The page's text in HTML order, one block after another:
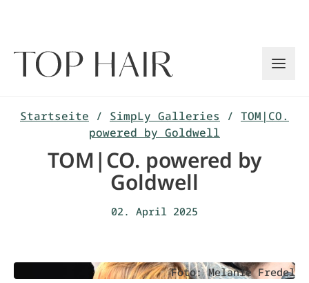
Startseite / SimpLy Galleries / TOM|CO.
powered by Goldwell
TOM|CO. powered by
Goldwell
02. April 2025
Foto: Melanie Fredel